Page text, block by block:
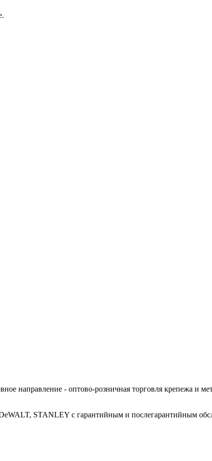
направление - оптово-розничная торговля крепежа и
STANLEY с гарантийным и послегарантийным